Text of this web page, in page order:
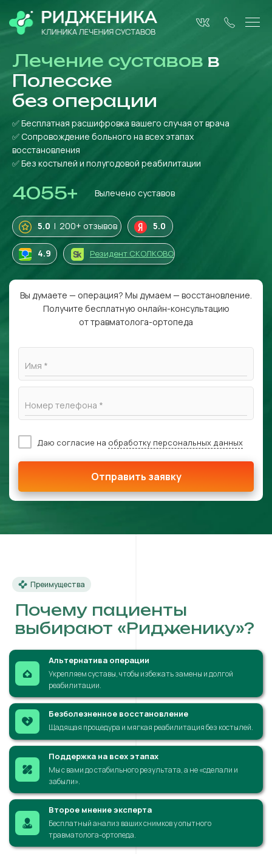
Лечение суставов в
Полесске
без операции
✅ Бесплатная расшифровка вашего случая от врача
✅ Сопровождение больного на всех этапах
восстановления
✅ Без костылей и полугодовой реабилитации
4055+ Вылечено суставов
5.0 | 200+ отзывов 5.0
4.9 Резидент СКОЛКОВО
Вы думаете — операция? Мы думаем — восстановление.
Получите бесплатную онлайн-консультацию
от травматолога-ортопеда
Имя *
Номер телефона *
Даю согласие на обработку персональных данных
Отправить заявку
Преимущества
Почему пациенты
выбирают «Ридженику»?
Альтернатива операции
Укрепляем суставы, чтобы избежать замены и долгой
реабилитации.
Безболезненное восстановление
Щадящая процедура и мягкая реабилитация без костылей.
Поддержка на всех этапах
Мы с вами до стабильного результата, а не «сделали и
забыли».
Второе мнение эксперта
Бесплатный анализ ваших снимков у опытного
травматолога-ортопеда.